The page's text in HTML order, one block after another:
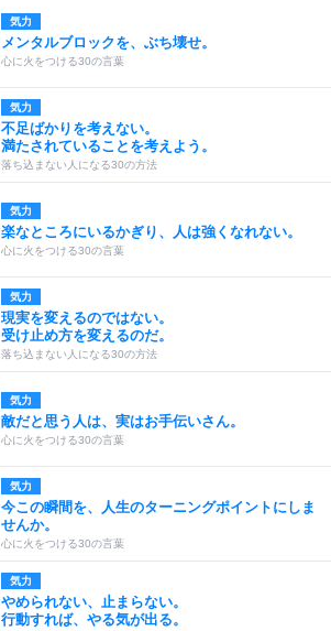
気力
メンタルブロックを、ぶち壊せ。
心に火をつける30の言葉
気力
不足ばかりを考えない。
満たされていることを考えよう。
落ち込まない人になる30の方法
気力
楽なところにいるかぎり、人は強くなれない。
心に火をつける30の言葉
気力
現実を変えるのではない。
受け止め方を変えるのだ。
落ち込まない人になる30の方法
気力
敵だと思う人は、実はお手伝いさん。
心に火をつける30の言葉
気力
今この瞬間を、人生のターニングポイントにしま
せんか。
心に火をつける30の言葉
気力
やめられない、止まらない。
行動すれば、やる気が出る。